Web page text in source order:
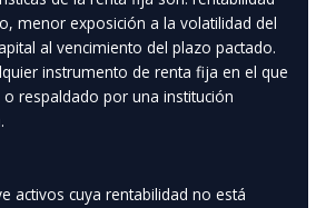
menor exposición a la volatilidad del
al vencimiento del plazo pactado.
instrumento de renta fija en el que
respaldado por una institución
activos cuya rentabilidad no está